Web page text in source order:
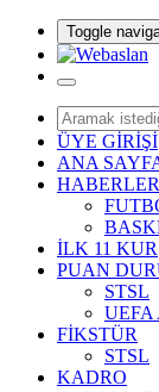
Toggle
ÜYE GİRİŞİ
ANA
HABERLER
İLK 11 KUR
PUAN
STSL
UEFA
FİKSTÜR
STSL
KADRO